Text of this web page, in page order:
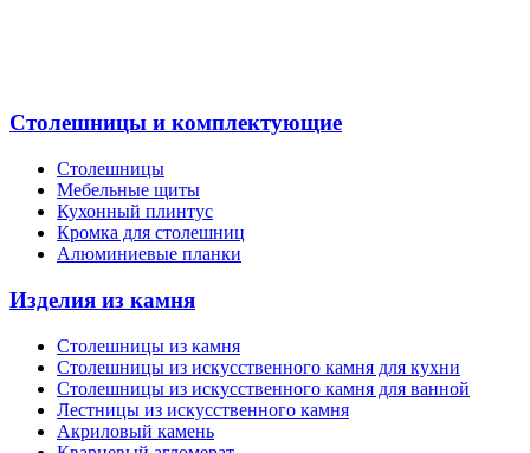
Столешницы и комплектующие
Столешницы
Мебельные щиты
Кухонный плинтус
Кромка для столешниц
Алюминиевые планки
Изделия из камня
Столешницы из камня
Cтолешницы из искусственного камня для кухни
Cтолешницы из искусственного камня для ванной
Лестницы из искусственного камня
Акриловый камень